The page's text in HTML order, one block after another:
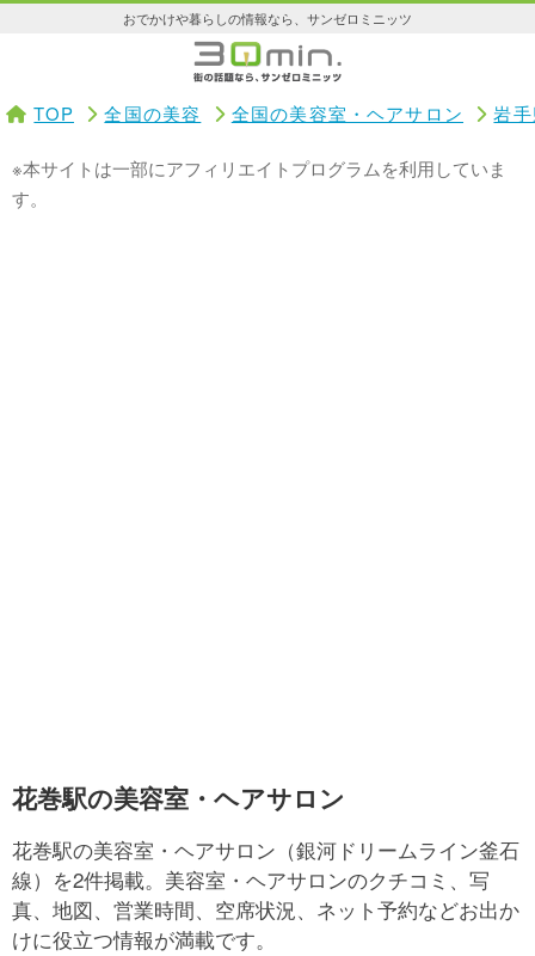
おでかけや暮らしの情報なら、サンゼロミニッツ
TOP 全国の美容 全国の美容室・ヘアサロン 岩
※本サイトは一部にアフィリエイトプログラムを利用していま
す。
花巻駅の美容室・ヘアサロン
花巻駅の美容室・ヘアサロン（銀河ドリームライン釜石
線）を2件掲載。美容室・ヘアサロンのクチコミ、写
真、地図、営業時間、空席状況、ネット予約などお出か
けに役立つ情報が満載です。